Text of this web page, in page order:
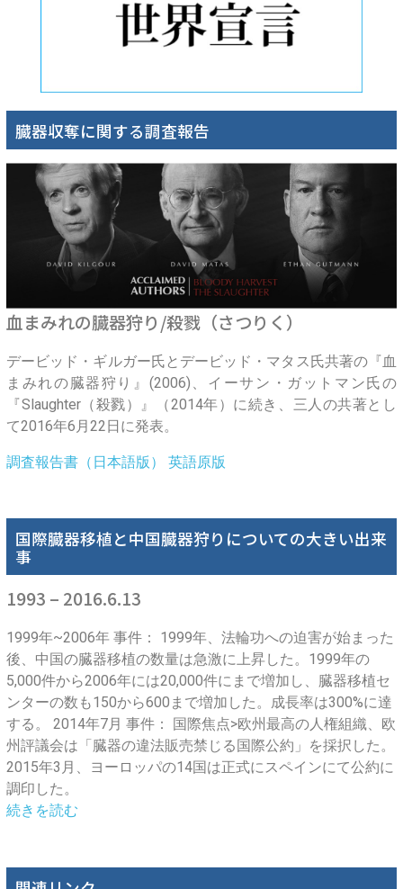
臓器収奪に関する調査報告
血まみれの臓器狩り/殺戮（さつりく）
デービッド・ギルガー氏とデービッド・マタス氏共著の『血
まみれの臓器狩り』(2006)、イーサン・ガットマン氏の
『Slaughter（殺戮）』（2014年）に続き、三人の共著とし
て2016年6月22日に発表。
調査報告書（日本語版） 英語原版
国際臓器移植と中国臓器狩りについての大きい出来
事
1993 – 2016.6.13
1999年~2006年 事件： 1999年、法輪功への迫害が始まった
後、中国の臓器移植の数量は急激に上昇した。1999年の
5,000件から2006年には20,000件にまで増加し、臓器移植セ
ンターの数も150から600まで増加した。成長率は300%に達
する。 2014年7月 事件： 国際焦点>欧州最高の人権組織、欧
州評議会は「臓器の違法販売禁じる国際公約」を採択した。
2015年3月、ヨーロッパの14国は正式にスペインにて公約に
調印した。
続きを読む